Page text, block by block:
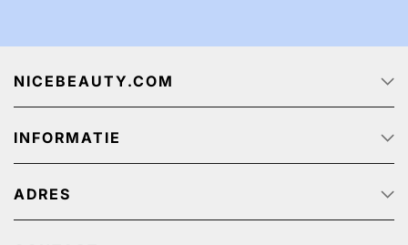
NICEBEAUTY.COM
Over ons
Track & Trace
Reclame aanbiedingen
INFORMATIE
Privacy beleid
Algemene Voorwaarden
ADRES